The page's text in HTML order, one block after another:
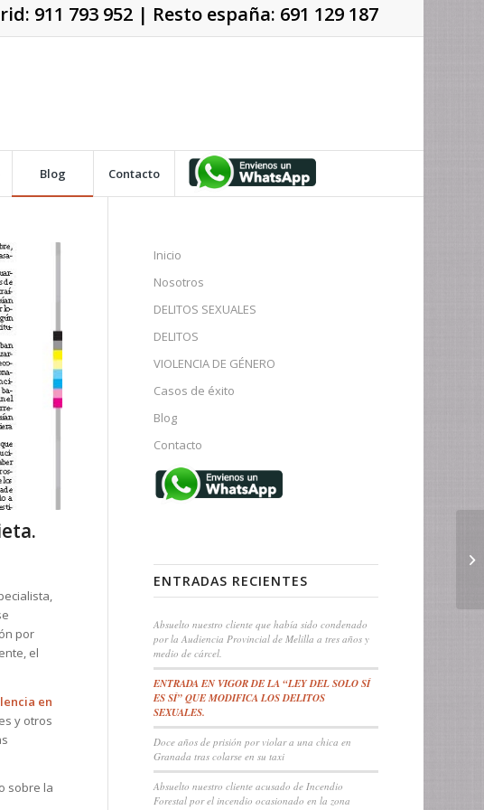
911 793 952| Resto españa: 691 129 187
Blog Contacto
por
el
en
y otros
sobre la
Inicio
Nosotros
DELITOS SEXUALES
DELITOS
VIOLENCIA DE GÉNERO
Casos de éxito
Blog
Contacto
ENTRADAS RECIENTES
Absuelto nuestro cliente que había sido condenado
por la Audiencia Provincial de Melilla a tres años y
medio de cárcel.
ENTRADA EN VIGOR DE LA “LEY DEL SOLO SÍ
ES SÍ” QUE MODIFICA LOS DELITOS
SEXUALES.
Doce años de prisión por violar a una chica en
Granada tras colarse en su taxi
Absuelto nuestro cliente acusado de Incendio
Forestal por el incendio ocasionado en la zona